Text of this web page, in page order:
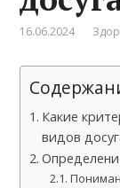
16.06.2024
Какие
видов